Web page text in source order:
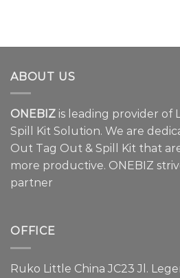
ABOUT US
ONEBIZ is leading provider of
Spill Kit Solution. We are
Out Tag Out & Spill Kit that
more productive. ONEBIZ
partner
OFFICE
Ruko Little China JC23 Jl.